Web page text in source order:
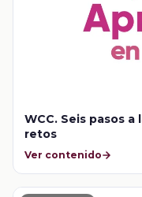
WCC. Seis pasos
retos
Ver contenido